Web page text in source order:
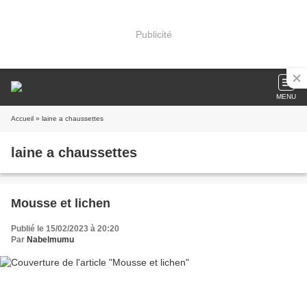
Publicité
MENU
Accueil » laine a chaussettes
laine a chaussettes
Mousse et lichen
Publié le 15/02/2023 à 20:20
Par Nabelmumu